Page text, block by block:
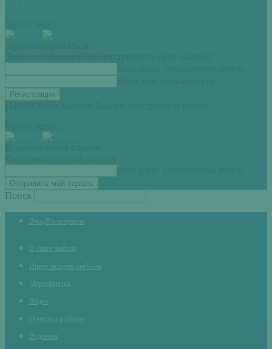
Войти через:
Зарегистрироваться
Добро пожаловать! Зарегистрируйте свой аккаунт
Ваш адрес электронной почты
Ваше имя пользователя
Пароль будет выслан Вам по электронной почте.
Войти через:
Всоатновление пароля
Восстановите свой пароль
Ваш адрес электронной почты
Поиск
Вход/Регистрация
О сайте рыбхоз
Ищем авторов рыбаков
Мероприятия
Видео
Отчеты о рыбалке
Водоемы